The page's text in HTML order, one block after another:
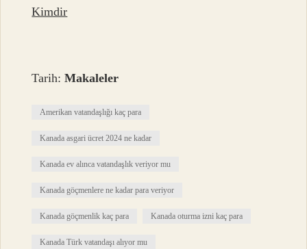
Kimdir
Tarih:Makaleler
Amerikan vatandaşlığı kaç para
Kanada asgari ücret 2024 ne kadar
Kanada ev alınca vatandaşlık veriyor mu
Kanada göçmenlere ne kadar para veriyor
Kanada göçmenlik kaç para Kanada oturma izni kaç para
Kanada Türk vatandaşı alıyor mu